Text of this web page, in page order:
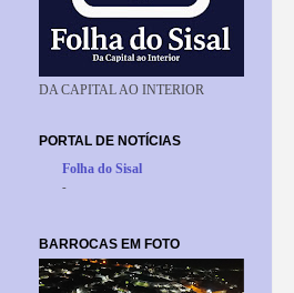
DA CAPITAL AO INTERIOR
PORTAL DE NOTÍCIAS
Folha do Sisal
-
BARROCAS EM FOTO